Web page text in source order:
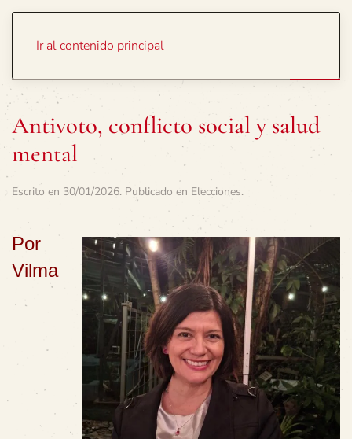
Ir al contenido principal
Antivoto, conflicto social y salud
mental
Escrito en 30/01/2026. Publicado en Elecciones.
Por
Vilma